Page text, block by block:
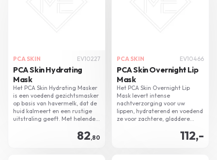
PCA SKIN EV10227
PCA Skin Hydrating
Mask
Het PCA Skin Hydrating Masker
is een voedend gezichtsmasker
op basis van havermelk, dat de
huid kalmeert en een rustige
uitstraling geeft. Met helende
vitamines versterkt het de
huidbarrière en vermindert het
82,80
PCA SKIN EV10466
PCA Skin Overnight Lip
Mask
Het PCA Skin Overnight Lip
Mask levert intense
nachtverzorging voor uw
lippen, hydraterend en voedend
ze voor zachtere, gladdere
112,-